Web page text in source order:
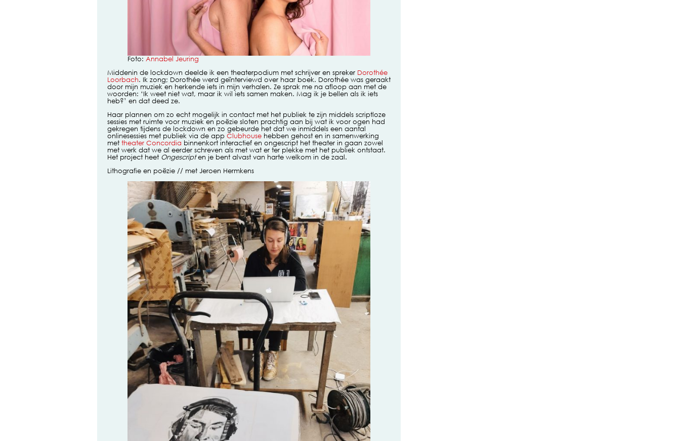
Foto: Annabel Jeuring
Middenin de lockdown deelde ik een theaterpodium met schrijver en spreker Dorothée
Loorbach. Ik zong; Dorothée werd geïnterviewd over haar boek. Dorothée was geraakt
door mijn muziek en herkende iets in mijn verhalen. Ze sprak me na afloop aan met de
woorden: ‘Ik weet niet wat, maar ik wil iets samen maken. Mag ik je bellen als ik iets
heb?’ en dat deed ze.
Haar plannen om zo echt mogelijk in contact met het publiek te zijn middels scriptloze
sessies met ruimte voor muziek en poëzie sloten prachtig aan bij wat ik voor ogen had
gekregen tijdens de lockdown en zo gebeurde het dat we inmiddels een aantal
onlinesessies met publiek via de app Clubhouse hebben gehost en in samenwerking
met theater Concordia binnenkort interactief en ongescript het theater in gaan zowel
met werk dat we al eerder schreven als met wat er ter plekke met het publiek ontstaat.
Het project heet Ongescripten je bent alvast van harte welkom in de zaal.
Lithografie en poëzie // met Jeroen Hermkens